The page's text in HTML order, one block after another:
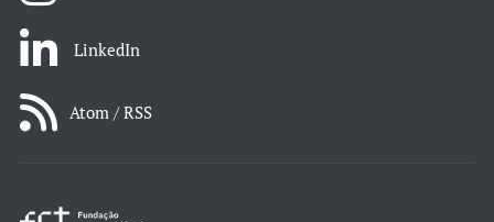
LinkedIn
Atom / RSS